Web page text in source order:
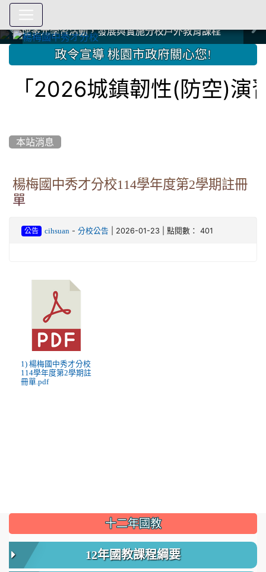
中國信託商業銀行 2023.04.22 愛傳球計畫
中國信託商業銀行 2023.04.22 愛傳球計畫
辦理多元學習活動，發展與實施分校戶外教育課程
辦理多元學習活動，發展與實施分校戶外教育課程
爭取社會資源，傳愛與溫暖：2024.3.19 桃園市家長會與桃
園女子美容商業童也工會義剪活動
爭取社會資源，傳愛與溫暖：2024.3.19 桃園市家長會與桃
園女子美容商業童也工會義剪活動
112學年度畢業學生與師長合照
112學年度畢業學生與師長合照
辦理多元學習活動，發展與實施分校戶外教育課程
辦理多元學習活動，發展與實施分校戶外教育課程
爭取社會資源，傳愛與溫暖：110.12.22 國際獅子會與本校
師生歲末感恩活動
爭取社會資源，傳愛與溫暖：110.12.22 國際獅子會與本校
師生歲末感恩活動
爭取社會資源，傳愛與溫暖：110.12.22 國際獅子會贈送本
校學生耶誕禮物
爭取社會資源，傳愛與溫暖：110.12.22 國際獅子會贈送本
校學生耶誕禮物
112.9.27參觀客家博覽會
112.9.27參觀客家博覽會
2023.12.27 國際獅子會贈送本校學生耶誕禮物
2023.12.27 國際獅子會贈送本校學生耶誕禮物
2023.12.27 國際獅子會贊助本校學生獎助學金
2023.12.27 國際獅子會贊助本校學生獎助學金
2023.12.27 聖誕感恩歌謠競賽；本校師生與國際獅子會獅
兄、師姐同樂
2023.12.27 聖誕感恩歌謠競賽；本校師生與國際獅子會獅
兄、師姐同樂
建置優質學習空間；合作互惠，建立良善公共關係
建置優質學習空間；合作互惠，建立良善公共關係
::: 政令宣導 桃園市政府關心您!
「2026城鎮韌性(防空)演
本站消息
楊梅國中秀才分校114學年度第2學期註冊
單
公告 cihsuan- 分校公告 | 2026-01-23 | 點閱數： 401
1) 楊梅國中秀才分校
114學年度第2學期註
冊單.pdf
::: 十二年國教
12年國教課程綱要